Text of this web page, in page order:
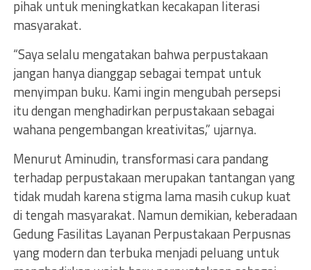
pihak untuk meningkatkan kecakapan literasi
masyarakat.
“Saya selalu mengatakan bahwa perpustakaan
jangan hanya dianggap sebagai tempat untuk
menyimpan buku. Kami ingin mengubah persepsi
itu dengan menghadirkan perpustakaan sebagai
wahana pengembangan kreativitas,” ujarnya.
Menurut Aminudin, transformasi cara pandang
terhadap perpustakaan merupakan tantangan yang
tidak mudah karena stigma lama masih cukup kuat
di tengah masyarakat. Namun demikian, keberadaan
Gedung Fasilitas Layanan Perpustakaan Perpusnas
yang modern dan terbuka menjadi peluang untuk